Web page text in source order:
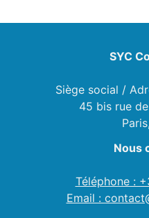
SYC
Siège social /
45 bis rue
Nous
Téléphone :
Email :